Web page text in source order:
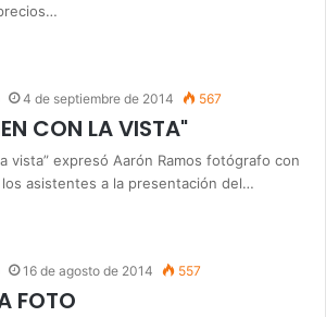
4 de septiembre de 2014 567
CON LA VISTA"
vista” expresó Aarón Ramos fotógrafo con
los asistentes a la presentación del…
16 de agosto de 2014 557
FOTO